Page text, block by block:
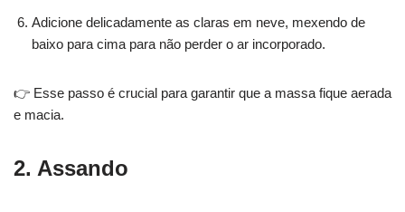
Adicione delicadamente as claras em neve, mexendo de
baixo para cima para não perder o ar incorporado.
👉 Esse passo é crucial para garantir que a massa fique aerada
e macia.
2. Assando